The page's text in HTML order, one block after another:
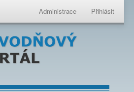
Administrace Přihlásit